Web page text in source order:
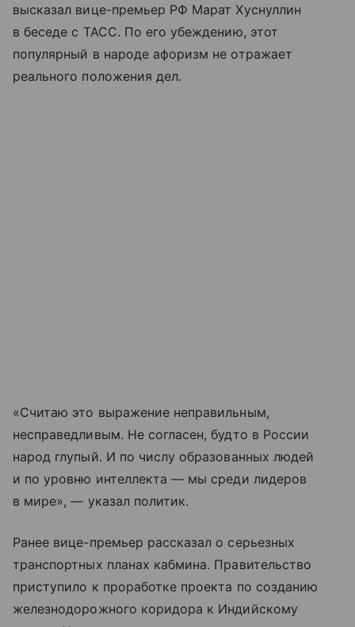
высказал вице-премьер РФ Марат Хуснуллин
в беседе с ТАСС. По его убеждению, этот
популярный в народе афоризм не отражает
реального положения дел.
«Считаю это выражение неправильным,
несправедливым. Не согласен, будто в России
народ глупый. И по числу образованных людей
и по уровню интеллекта — мы среди лидеров
в мире», — указал политик.
Ранее вице-премьер рассказал о серьезных
транспортных планах кабмина. Правительство
приступило к проработке проекта по созданию
железнодорожного коридора к Индийскому